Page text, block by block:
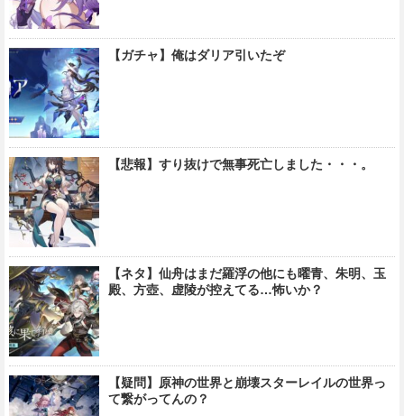
【ガチャ】俺はダリア引いたぞ
【悲報】すり抜けで無事死亡しました・・・。
【ネタ】仙舟はまだ羅浮の他にも曜青、朱明、玉
殿、方壺、虚陵が控えてる…怖いか？
【疑問】原神の世界と崩壊スターレイルの世界っ
て繋がってんの？